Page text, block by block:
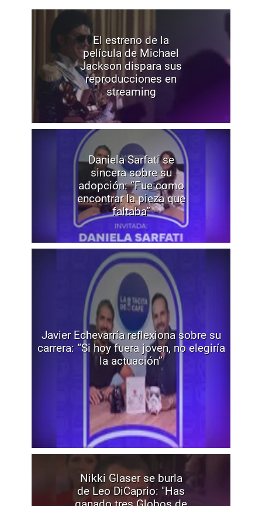
El estreno de la
película de Michael
Jackson dispara sus
reproducciones en
streaming
Daniela Sarfati se
sincera sobre su
adopción: “Fue como
encontrar la pieza que
faltaba”
Javier Echevarría reflexiona sobre su
carrera: “Si hoy fuera joven, no elegiría
la actuación”
Nikki Glaser se burla
de Leo DiCaprio: "Has